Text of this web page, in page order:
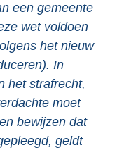
een gemeente
wet voldoen
het nieuw
In
het strafrecht,
moet
bewijzen dat
geldt